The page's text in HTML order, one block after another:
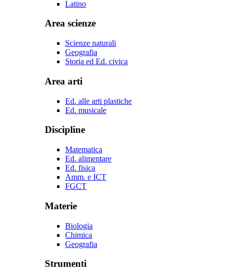
Latino
Area scienze
Scienze naturali
Geografia
Storia ed Ed. civica
Area arti
Ed. alle arti plastiche
Ed. musicale
Discipline
Matematica
Ed. alimentare
Ed. fisica
Amm. e ICT
FGCT
Materie
Biologia
Chimica
Geografia
Strumenti